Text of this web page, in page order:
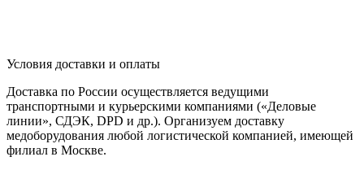
Условия доставки и оплаты
Доставка по России осуществляется ведущими
транспортными и курьерскими компаниями («Деловые
линии», СДЭК, DPD и др.). Организуем доставку
медоборудования любой логистической компанией, имеющей
филиал в Москве.